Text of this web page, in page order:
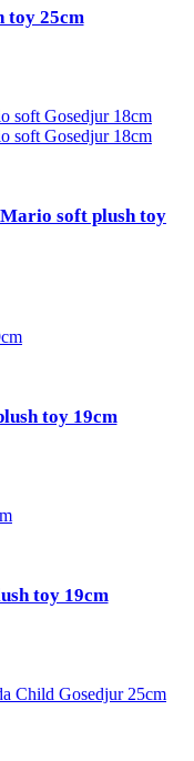
toy 25cm
soft plush toy
toy 19cm
toy 19cm